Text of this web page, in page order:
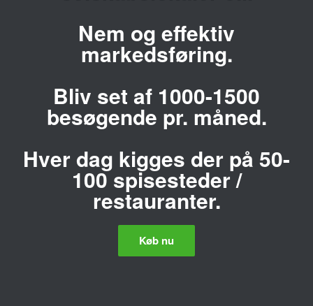
Nem og effektiv
markedsføring.
Bliv set af 1000-1500
besøgende pr. måned.
Hver dag kigges der på 50-
100 spisesteder /
restauranter.
Køb nu